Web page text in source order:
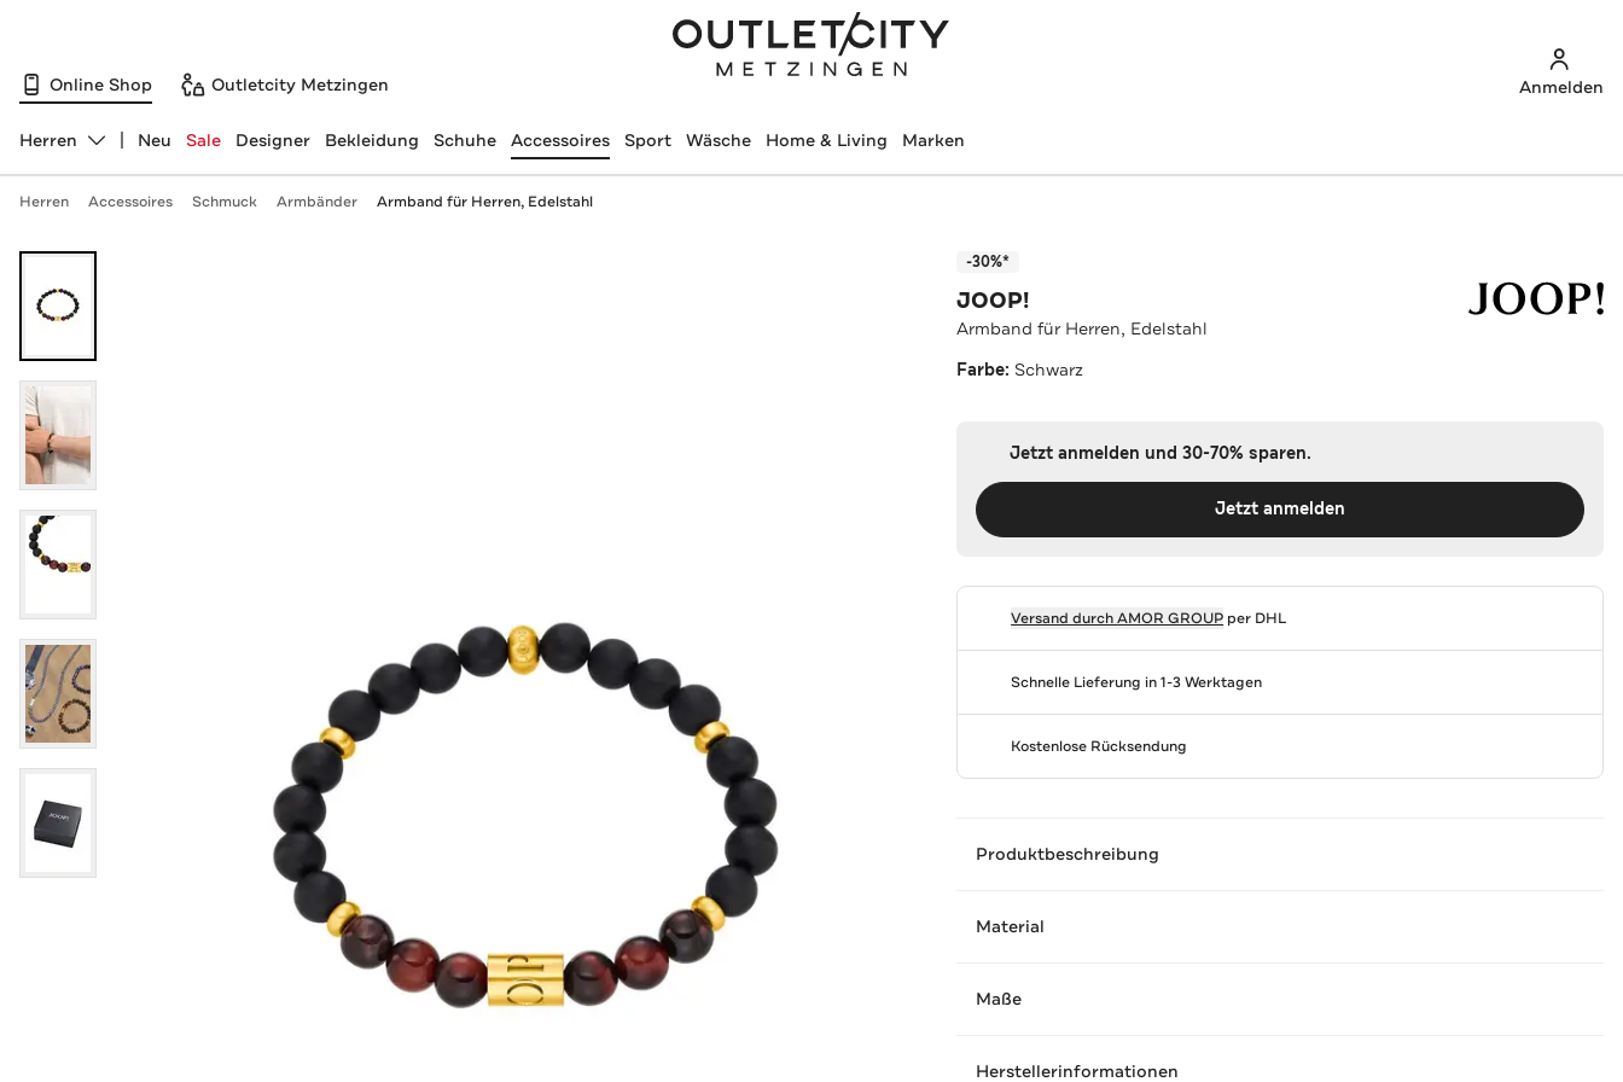
Online Shop Outletcity Metzingen Anmelden
Abteilung ändern, ausgewählt:
Herren Neu Sale Designer Bekleidung Schuhe Accessoires Sport Wäsche Home & Living Marken
Herren Accessoires Schmuck Armbänder Armband für Herren, Edelstahl
-30%*
JOOP!
Armband für Herren, Edelstahl
Farbe: Schwarz
Jetzt anmelden und 30-70% sparen.
Jetzt anmelden
Versand durchAMOR GROUP per DHL
Schnelle Lieferung in 1-3 Werktagen
Kostenlose Rücksendung
Produktbeschreibung
Material
Maße
Herstellerinformationen